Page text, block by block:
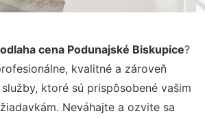
cena Podunajské Biskupice?
kvalitné a zároveň
ktoré sú prispôsobené vašim
Neváhajte a ozvite sa